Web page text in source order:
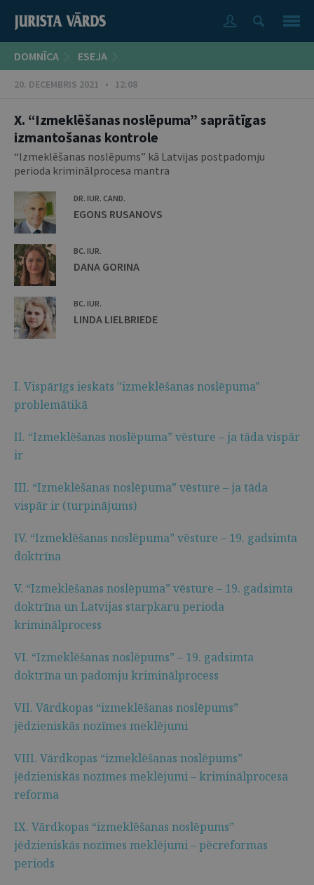
DOMNĪCA ESEJA
20. DECEMBRIS 2021 • 12:08
X. “Izmeklēšanas noslēpuma” saprātīgas
izmantošanas kontrole
“Izmeklēšanas noslēpums” kā Latvijas postpadomju
perioda kriminālprocesa mantra
DR. IUR. CAND.
EGONS RUSANOVS
BC. IUR.
DANA GORINA
BC. IUR.
LINDA LIELBRIEDE
I. Vispārīgs ieskats "izmeklēšanas noslēpuma"
problemātikā
II. “Izmeklēšanas noslēpuma” vēsture – ja tāda vispār
ir
III. “Izmeklēšanas noslēpuma” vēsture – ja tāda
vispār ir (turpinājums)
IV. “Izmeklēšanas noslēpuma” vēsture – 19. gadsimta
doktrīna
V. “Izmeklēšanas noslēpuma” vēsture – 19. gadsimta
doktrīna un Latvijas starpkaru perioda
kriminālprocess
VI. “Izmeklēšanas noslēpums” – 19. gadsimta
doktrīna un padomju kriminālprocess
VII. Vārdkopas “izmeklēšanas noslēpums”
jēdzieniskās nozīmes meklējumi
VIII. Vārdkopas “izmeklēšanas noslēpums”
jēdzieniskās nozīmes meklējumi – kriminālprocesa
reforma
IX. Vārdkopas “izmeklēšanas noslēpums”
jēdzieniskās nozīmes meklējumi – pēcreformas
periods